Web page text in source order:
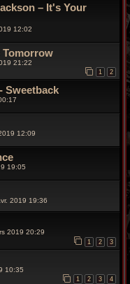
– It's Your
12:02
Tomorrow
21:22
1 2
Sweetback
12:09
19:05
2019 19:36
2019 20:29
1 2 3
10:35
1 2 3 4